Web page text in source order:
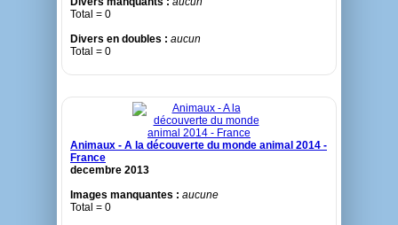
Total = 0
Divers en doubles : aucun
Total = 0
Animaux - A la découverte du monde animal 2014 -
France
decembre 2013
Images manquantes : aucune
Total = 0